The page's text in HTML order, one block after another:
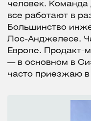
человек. Команда
все работают в
Большинство
Лос-Анджелесе.
Европе. Продакт-
— в основном в
часто приезжаю